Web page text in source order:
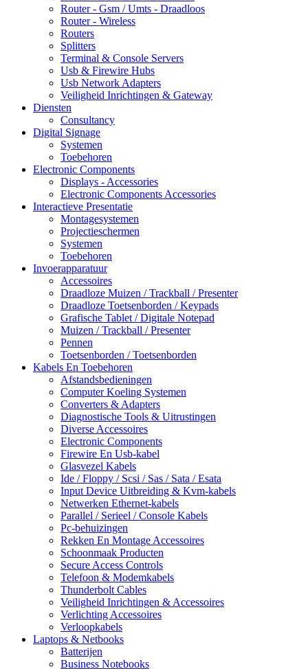
Router - Gsm / Umts - Draadloos
Router - Wireless
Routers
Splitters
Terminal & Console Servers
Usb & Firewire Hubs
Usb Network Adapters
Veiligheid Inrichtingen & Gateway
Diensten
Consultancy
Digital Signage
Systemen
Toebehoren
Electronic Components
Displays - Accessories
Electronic Components Accessories
Interactieve Presentatie
Montagesystemen
Projectieschermen
Systemen
Toebehoren
Invoerapparatuur
Accessoires
Draadloze Muizen / Trackball / Presenter
Draadloze Toetsenborden / Keypads
Grafische Tablet / Digitale Notepad
Muizen / Trackball / Presenter
Pennen
Toetsenborden / Toetsenborden
Kabels En Toebehoren
Afstandsbedieningen
Computer Koeling Systemen
Converters & Adapters
Diagnostische Tools & Uitrustingen
Diverse Accessoires
Electronic Components
Firewire En Usb-kabel
Glasvezel Kabels
Ide / Floppy / Scsi / Sas / Sata / Esata
Input Device Uitbreiding & Kvm-kabels
Netwerken Ethernet-kabels
Parallel / Serieel / Console Kabels
Pc-behuizingen
Rekken En Montage Accessoires
Schoonmaak Producten
Secure Access Controls
Telefoon & Modemkabels
Thunderbolt Cables
Veiligheid Inrichtingen & Accessoires
Verlichting Accessoires
Verloopkabels
Laptops & Netbooks
Batterijen
Business Notebooks